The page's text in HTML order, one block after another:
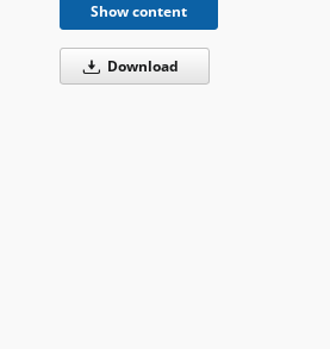
Show content
Download